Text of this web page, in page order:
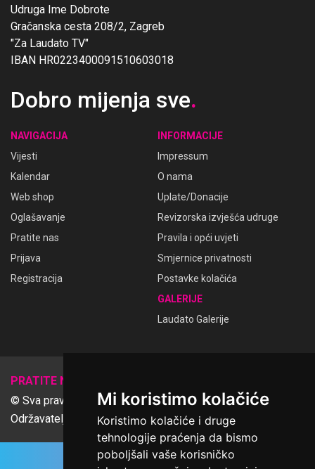
Mi koristimo kolačiće
Koristimo kolačiće i druge
tehnologije praćenja da bismo
poboljšali vaše korisničko
Udruga Ime Dobrote
Gračanska cesta 208/2, Zagreb
"Za Laudato TV"
IBAN HR0223400091510603018
Dobro mijenja sve.
NAVIGACIJA
Vijesti
Kalendar
Web shop
Oglašavanje
Pratite nas
Prijava
Registracija
INFORMACIJE
Impressum
O nama
Uplate/Donacije
Revizorska izvješća udruge
Pravila i opći uvjeti
Smjernice privatnosti
Postavke kolačića
GALERIJE
Laudato Galerije
PRATITE NAS
© Sva prava pridržana Udruga Ime dobrote
Održavatelj Netcom d.o.o., Riva 6, Rijeka